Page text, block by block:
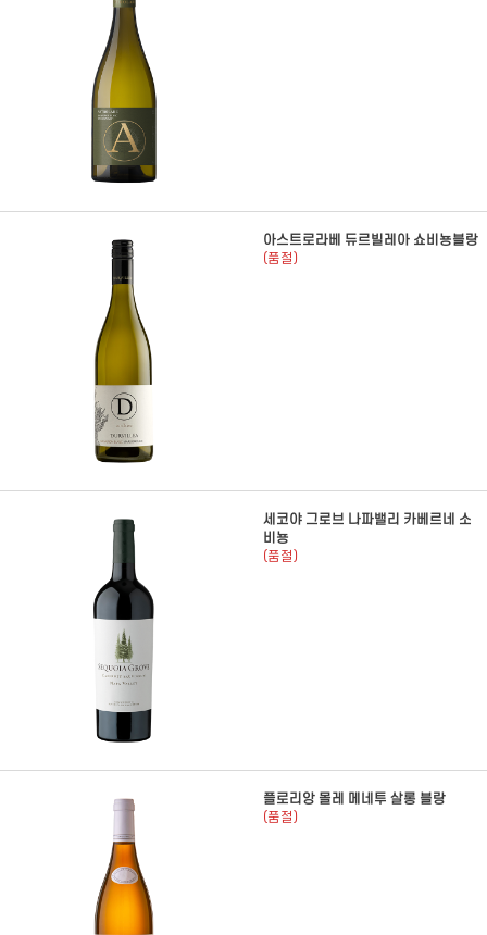
아스트로라베 듀르빌레아 쇼비뇽블랑
(품절)
세코야 그로브 나파밸리 카베르네 소
비뇽
(품절)
플로리앙 몰레 메네투 살롱 블랑
(품절)